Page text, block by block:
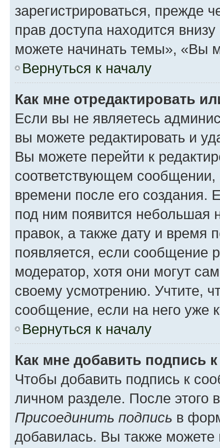
зарегистрироваться, прежде
прав доступа находится
можете начинать темы», «Вы
Вернуться к началу
Как мне отредактировать
Если вы не являетесь
вы можете редактировать и
Вы можете перейти к
соответствующем сообщении,
времени после его создания.
под ним появится небольшая
правок, а также дату и время
появляется, если сообщение
модератор, хотя они могут
своему усмотрению. Учтите,
сообщение, если на него уже
Вернуться к началу
Как мне добавить подпись
Чтобы добавить подпись к
личном разделе. После этого
Присоединить подпись в
добавилась. Вы также можете